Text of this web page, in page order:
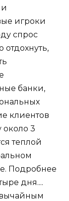
игроки
спрос
отдохнуть,
банки,
клиентов
около 3
теплой
Подробнее
дня....